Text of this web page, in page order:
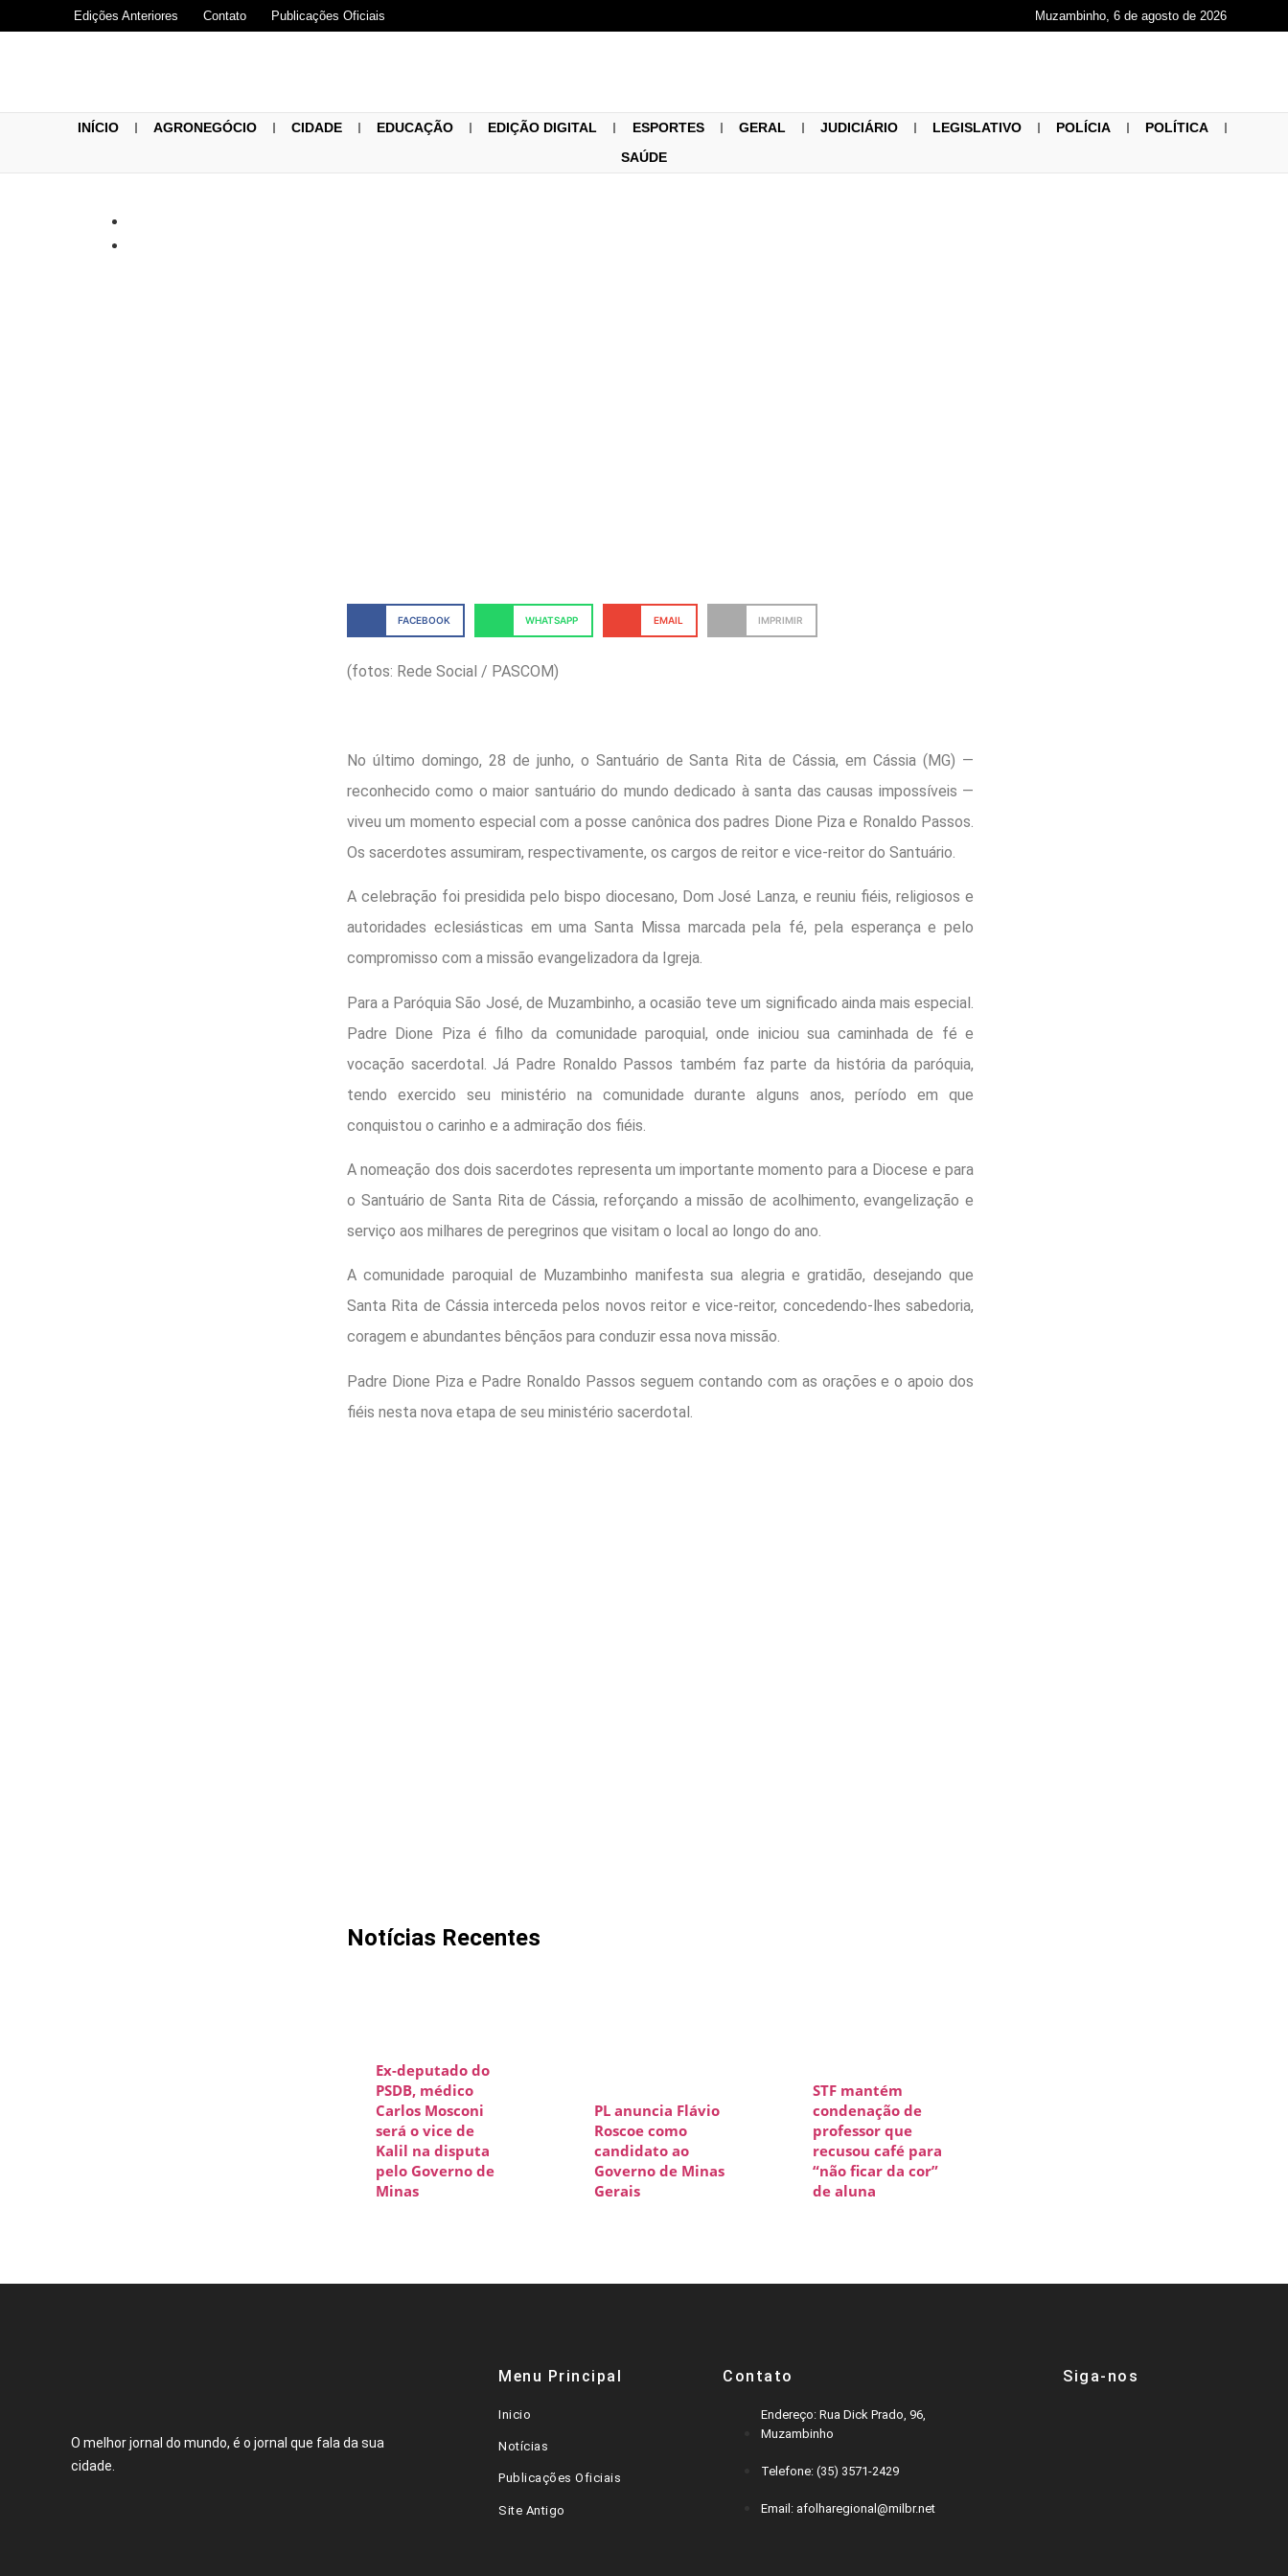
Edições Anteriores Contato Publicações Oficiais Muzambinho, 6 de agosto de 2026
INÍCIO AGRONEGÓCIO CIDADE EDUCAÇÃO EDIÇÃO DIGITAL ESPORTES GERAL JUDICIÁRIO LEGISLATIVO POLÍCIA
POLÍTICA
SAÚDE
FACEBOOK WHATSAPP EMAIL IMPRIMIR
(fotos: Rede Social / PASCOM)
No último domingo, 28 de junho, o Santuário de Santa Rita de Cássia, em Cássia (MG) —
reconhecido como o maior santuário do mundo dedicado à santa das causas impossíveis —
viveu um momento especial com a posse canônica dos padres Dione Piza e Ronaldo Passos.
Os sacerdotes assumiram, respectivamente, os cargos de reitor e vice-reitor do Santuário.
A celebração foi presidida pelo bispo diocesano, Dom José Lanza, e reuniu fiéis, religiosos e
autoridades eclesiásticas em uma Santa Missa marcada pela fé, pela esperança e pelo
compromisso com a missão evangelizadora da Igreja.
Para a Paróquia São José, de Muzambinho, a ocasião teve um significado ainda mais especial.
Padre Dione Piza é filho da comunidade paroquial, onde iniciou sua caminhada de fé e
vocação sacerdotal. Já Padre Ronaldo Passos também faz parte da história da paróquia,
tendo exercido seu ministério na comunidade durante alguns anos, período em que
conquistou o carinho e a admiração dos fiéis.
A nomeação dos dois sacerdotes representa um importante momento para a Diocese e para
o Santuário de Santa Rita de Cássia, reforçando a missão de acolhimento, evangelização e
serviço aos milhares de peregrinos que visitam o local ao longo do ano.
A comunidade paroquial de Muzambinho manifesta sua alegria e gratidão, desejando que
Santa Rita de Cássia interceda pelos novos reitor e vice-reitor, concedendo-lhes sabedoria,
coragem e abundantes bênçãos para conduzir essa nova missão.
Padre Dione Piza e Padre Ronaldo Passos seguem contando com as orações e o apoio dos
fiéis nesta nova etapa de seu ministério sacerdotal.
Notícias Recentes
Ex-deputado do
PSDB, médico
Carlos Mosconi
será o vice de
Kalil na disputa
pelo Governo de
Minas
PL anuncia Flávio
Roscoe como
candidato ao
Governo de Minas
Gerais
STF mantém
condenação de
professor que
recusou café para
“não ficar da cor”
de aluna
O melhor jornal do mundo, é o jornal que fala da sua
cidade.
Menu Principal
Inicio
Notícias
Publicações Oficiais
Site Antigo
Contato
Endereço: Rua Dick Prado, 96,
Muzambinho
Telefone: (35) 3571-2429
Email: afolharegional@milbr.net
Siga-nos